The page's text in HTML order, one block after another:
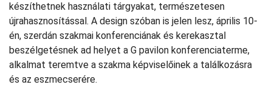
készíthetnek használati tárgyakat, természetesen
újrahasznosítással. A design szóban is jelen lesz, április 10-
én, szerdán szakmai konferenciának és kerekasztal
beszélgetésnek ad helyet a G pavilon konferenciaterme,
alkalmat teremtve a szakma képviselőinek a találkozásra
és az eszmecserére.